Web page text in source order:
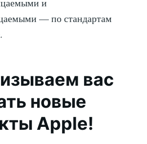
и
— по стандартам
вас
новые
Apple!